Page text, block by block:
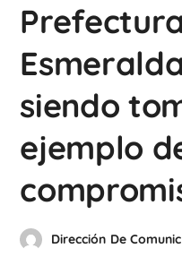
siendo
ejemplo
Dirección De